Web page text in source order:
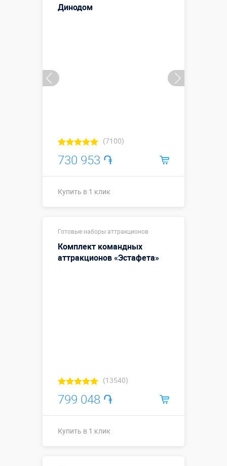
Динодом
(7100)
730 953 ֏
Купить в 1 клик
Готовые наборы аттракционов
Комплект командных
аттракционов «Эстафета»
(13540)
799 048 ֏
Купить в 1 клик